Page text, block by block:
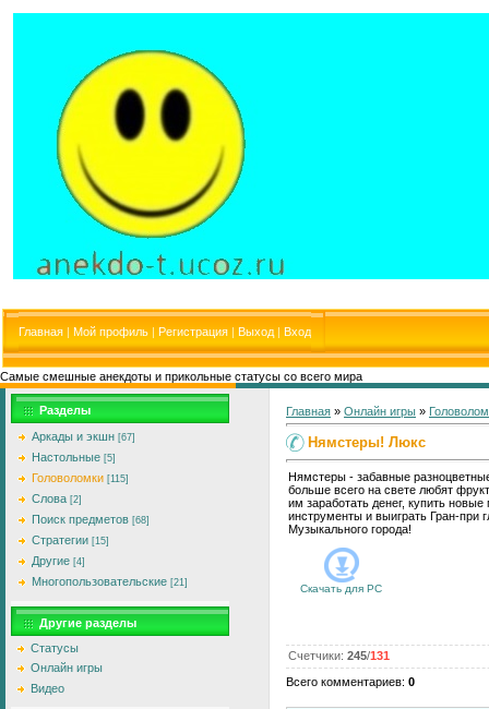
Главная | Мой профиль | Регистрация | Выход | Вход
Самые смешные анекдоты и прикольные статусы со всего мира
Разделы
Аркады и экшн [67]
Настольные [5]
Головоломки [115]
Слова [2]
Поиск предметов [68]
Стратегии [15]
Другие [4]
Многопользовательские [21]
Другие разделы
Статусы
Онлайн игры
Видео
Главная » Онлайн игры »
Нямстеры! Люкс
Нямстеры - забавные
больше всего на свете любят
им заработать денег, купить
инструменты и выиграть Гран-при
Музыкального города!
Скачать для PC
Счетчики: 245/131
Всего комментариев: 0